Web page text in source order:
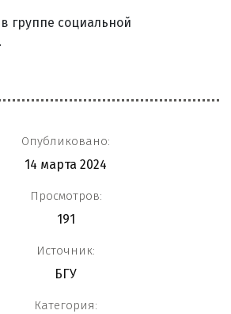
группе социальной
.
Опубликовано:
14 марта 2024
Просмотров:
191
Источник:
БГУ
Категория: